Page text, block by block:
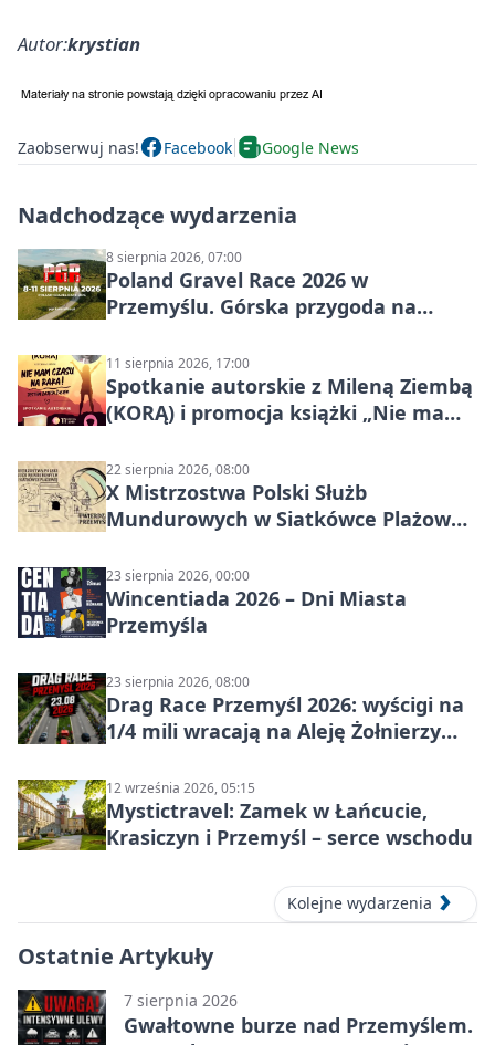
Autor:krystian
Zaobserwuj nas! Facebook Google News
Nadchodzące wydarzenia
8 sierpnia 2026, 07:00
Poland Gravel Race 2026 w
Przemyślu. Górska przygoda na
11 sierpnia 2026, 17:00
Spotkanie autorskie z Mileną Ziembą
(KORĄ) i promocja książki „Nie mam
22 sierpnia 2026, 08:00
X Mistrzostwa Polski Służb
Mundurowych w Siatkówce Plażowej
23 sierpnia 2026, 00:00
Wincentiada 2026 – Dni Miasta
Przemyśla
23 sierpnia 2026, 08:00
Drag Race Przemyśl 2026: wyścigi na
1/4 mili wracają na Aleję Żołnierzy
12 września 2026, 05:15
Mystictravel: Zamek w Łańcucie,
Krasiczyn i Przemyśl – serce wschodu
Kolejne wydarzenia
Ostatnie Artykuły
7 sierpnia 2026
Gwałtowne burze nad Przemyślem.